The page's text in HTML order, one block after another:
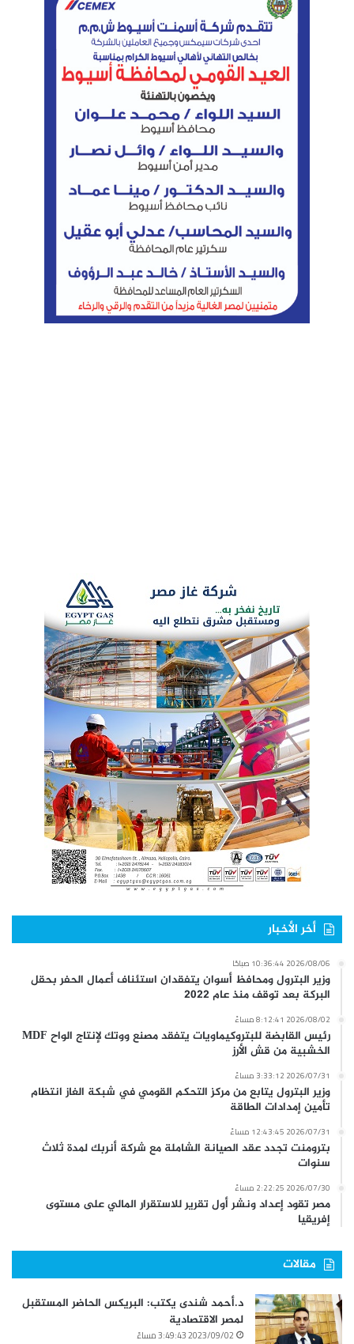
أخر الأخبار
2026/08/06 10:36:44 صباحًا
وزير البترول ومحافظ أسوان يتفقدان استئناف أعمال الحفر بحقل
البركة بعد توقف منذ عام 2022
2026/08/02 8:12:41 مساءً
رئيس القابضة للبتروكيماويات يتفقد مصنع ووتك لإنتاج الواح MDF
الخشبية من قش الأرز
2026/07/31 3:33:12 مساءً
وزير البترول يتابع من مركز التحكم القومي في شبكة الغاز انتظام
تأمين إمدادات الطاقة
2026/07/31 12:43:45 مساءً
بترومنت تجدد عقد الصيانة الشاملة مع شركة أنربك لمدة ثلاث
سنوات
2026/07/30 2:22:25 مساءً
مصر تقود إعداد ونشر أول تقرير للاستقرار المالي على مستوى
إفريقيا
مقالات
د.أحمد شندى يكتب: البريكس الحاضر المستقبل
لمصر الاقتصادية
2023/09/02 3:49:43 مساءً